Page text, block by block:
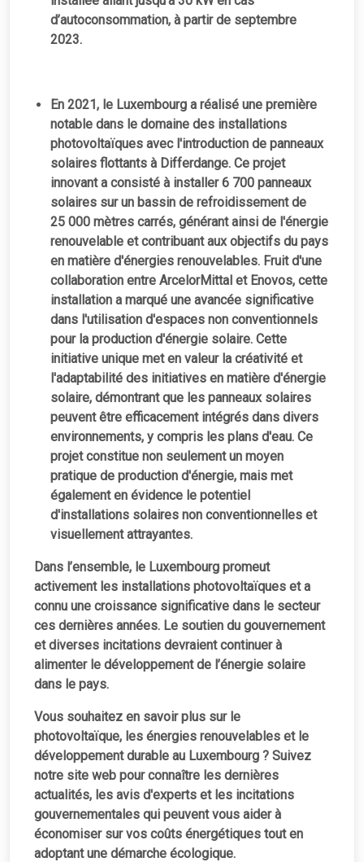
d’autoconsommation, à partir de septembre
2023.
En 2021, le Luxembourg a réalisé une première
notable dans le domaine des installations
photovoltaïques avec l'introduction de panneaux
solaires flottants à Differdange. Ce projet
innovant a consisté à installer 6 700 panneaux
solaires sur un bassin de refroidissement de
25 000 mètres carrés, générant ainsi de l'énergie
renouvelable et contribuant aux objectifs du pays
en matière d'énergies renouvelables. Fruit d'une
collaboration entre ArcelorMittal et Enovos, cette
installation a marqué une avancée significative
dans l'utilisation d'espaces non conventionnels
pour la production d'énergie solaire. Cette
initiative unique met en valeur la créativité et
l'adaptabilité des initiatives en matière d'énergie
solaire, démontrant que les panneaux solaires
peuvent être efficacement intégrés dans divers
environnements, y compris les plans d'eau. Ce
projet constitue non seulement un moyen
pratique de production d'énergie, mais met
également en évidence le potentiel
d'installations solaires non conventionnelles et
visuellement attrayantes.
Dans l’ensemble, le Luxembourg promeut
activement les installations photovoltaïques et a
connu une croissance significative dans le secteur
ces dernières années. Le soutien du gouvernement
et diverses incitations devraient continuer à
alimenter le développement de l’énergie solaire
dans le pays.
Vous souhaitez en savoir plus sur le
photovoltaïque, les énergies renouvelables et le
développement durable au Luxembourg ? Suivez
notre site web pour connaître les dernières
actualités, les avis d'experts et les incitations
gouvernementales qui peuvent vous aider à
économiser sur vos coûts énergétiques tout en
adoptant une démarche écologique.